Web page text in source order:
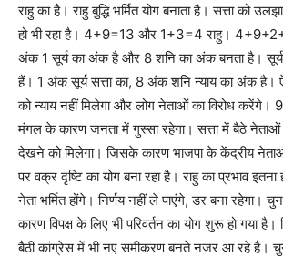
राहु का है। राहु बुद्धि भर्मित योग बनाता है। सत्ता को
हो भी रहा है। 4+9=13 और 1+3=4 राहु।
अंक 1 सूर्य का अंक है और 8 शनि का अंक बनता है।
हैं। 1 अंक सूर्य सत्ता का, 8 अंक शनि न्याय का अंक है।
को न्याय नहीं मिलेगा और लोग नेताओं का विरोध
मंगल के कारण जनता में गुस्सा रहेगा। सत्ता में बैठे नेताओं
देखने को मिलेगा। जिसके कारण भाजपा के केंद्रीय
पर वक्र दृष्टि का योग बना रहा है। राहु का प्रभाव इतना
नेता भर्मित होंगे। निर्णय नहीं ले पाएंगे, डर बना रहेगा।
कारण विपक्ष के लिए भी परिवर्तन का योग शुरू हो गया
बैठी कांग्रेस में भी नए समीकरण बनते नजर आ रहे है।